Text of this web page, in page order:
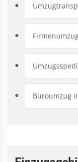
Büroumzug